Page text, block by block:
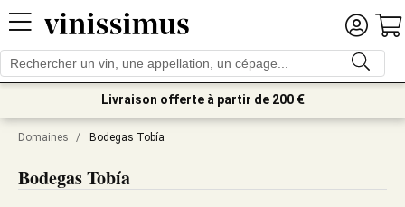
Livraison offerte à partir de 200 €
Domaines / Bodegas Tobía
Bodegas Tobía